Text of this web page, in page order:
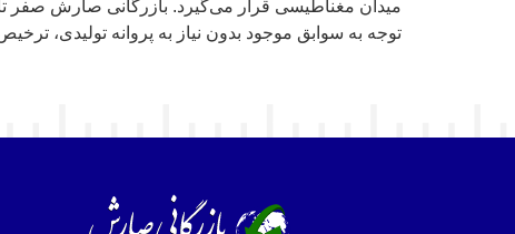
میدان مغناطیسی قرار می‌گیرد. بازرگانی صارش صفر تا
توجه به سوابق موجود بدون نیاز به پروانه تولیدی،